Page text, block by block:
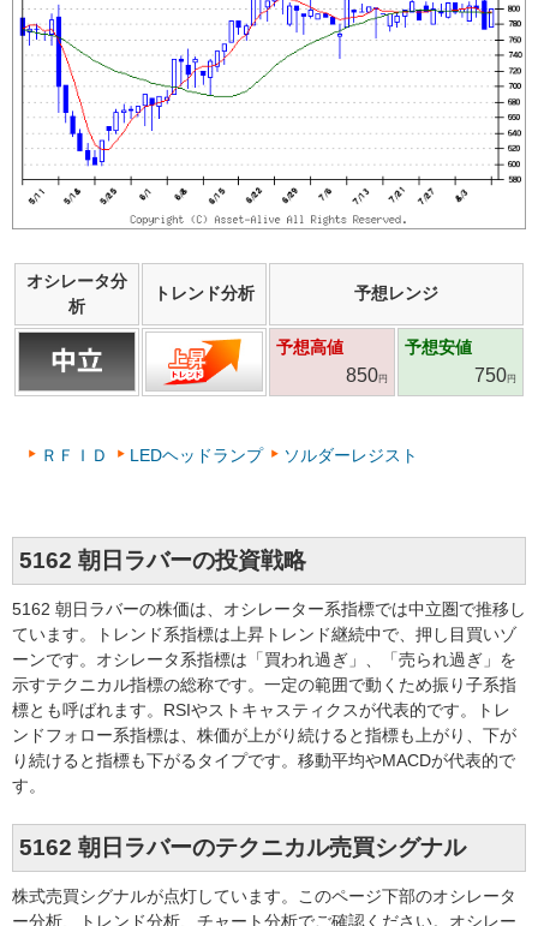
オシレータ分
析
トレンド分析 予想レンジ
予想高値
850円
予想安値
750円
ＲＦＩＤ LEDヘッドランプ ソルダーレジスト
5162 朝日ラバーの投資戦略
5162 朝日ラバーの株価は、オシレーター系指標では中立圏で推移し
ています。トレンド系指標は上昇トレンド継続中で、押し目買いゾ
ーンです。オシレータ系指標は「買われ過ぎ」、「売られ過ぎ」を
示すテクニカル指標の総称です。一定の範囲で動くため振り子系指
標とも呼ばれます。RSIやストキャスティクスが代表的です。トレ
ンドフォロー系指標は、株価が上がり続けると指標も上がり、下が
り続けると指標も下がるタイプです。移動平均やMACDが代表的で
す。
5162 朝日ラバーのテクニカル売買シグナル
株式売買シグナルが点灯しています。このページ下部のオシレータ
ー分析、トレンド分析、チャート分析でご確認ください。オシレー